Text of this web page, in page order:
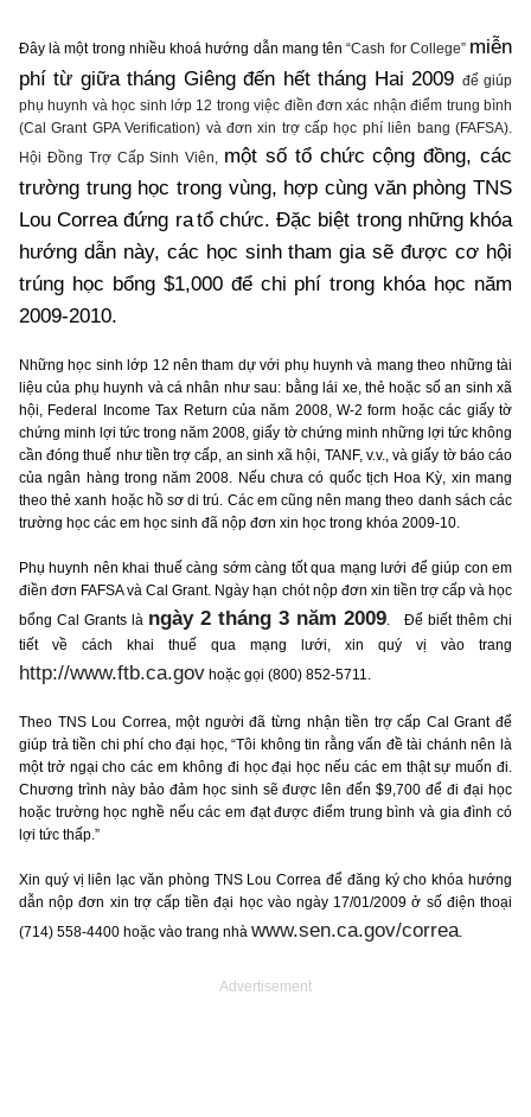
Đây là một trong nhiều khoá hướng dẫn mang tên“Cash for College” miễn
phí từ giữa tháng Giêng đến hết tháng Hai 2009 để giúp
phụ huynh và học sinh lớp 12 trong việc điền đơn xác nhận điểm trung bình
(Cal Grant GPA Verification) và đơn xin trợ cấp học phí liên bang (FAFSA).
Hội Đồng Trợ Cấp Sinh Viên, một số tổ chức cộng đồng, các
trường trung học trong vùng, hợp cùng văn phòng TNS
Lou Correa đứng ratổ chức. Đặc biệt trong những khóa
hướng dẫn này, các học sinh tham gia sẽ được cơ hội
trúng học bổng $1,000 để chi phí trong khóa học năm
2009-2010.
Những học sinh lớp 12 nên tham dự với phụ huynh và mang theo những tài
liệu của phụ huynh và cá nhân như sau: bằng lái xe, thẻ hoặc số an sinh xã
hội, Federal Income Tax Return của năm 2008, W-2 form hoặc các giấy tờ
chứng minh lợi tức trong năm 2008, giấy tờ chứng minh những lợi tức không
cần đóng thuế như tiền trợ cấp, an sinh xã hội, TANF, v.v., và giấy tờ báo cáo
của ngân hàng trong năm 2008. Nếu chưa có quốc tịch Hoa Kỳ, xin mang
theo thẻ xanh hoặc hồ sơ di trú. Các em cũng nên mang theo danh sách các
trường học các em học sinh đã nộp đơn xin học trong khóa 2009-10.
Phụ huynh nên khai thuế càng sớm càng tốt qua mạng lưới để giúp con em
điền đơn FAFSA và Cal Grant. Ngày hạn chót nộp đơn xin tiền trợ cấp và học
bổng Cal Grants là ngày 2 tháng 3 năm 2009.
Để biết thêm chi
tiết về cách khai thuế qua mạng lưới, xin quý vị vào trang
http://www.ftb.ca.gov hoặc gọi (800) 852-5711.
Theo TNS Lou Correa, một người đã từng nhận tiền trợ cấp Cal Grant để
giúp trả tiền chi phí cho đại học, “Tôi không tin rằng vấn đề tài chánh nên là
một trở ngại cho các em không đi học đại học nếu các em thật sự muốn đi.
Chương trình này bảo đảm học sinh sẽ được lên đến $9,700 để đi đại học
hoặc trường học nghề nếu các em đạt được điểm trung bình và gia đình có
lợi tức thấp.”
Xin quý vị liên lạc văn phòng TNS Lou Correa để đăng ký cho khóa hướng
dẫn nộp đơn xin trợ cấp tiền đại học vào ngày 17/01/2009 ở số điện thoại
(714) 558-4400 hoặc vào trang nhà www.sen.ca.gov/correa.
Advertisement